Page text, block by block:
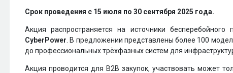
Срок проведения с 15 июля по 30 сентября 2025
Акция распространяется на источники
CyberPower . В предложении представлены более 100
до профессиональных трёхфазных систем для
Акция проводится для B2B закупок, участвовать может